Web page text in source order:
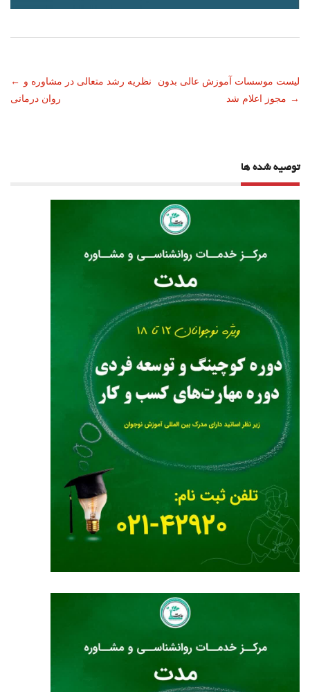
ناوبری
نوشته
← نظریه رشد متعالی در مشاوره و
روان درمانی
لیست موسسات آموزش عالی بدون
مجوز اعلام شد →
توصیه شده ها